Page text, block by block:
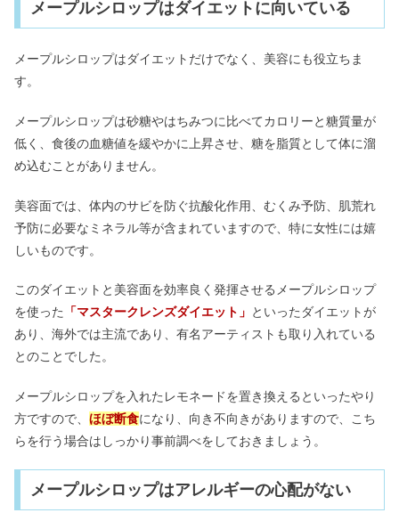
メープルシロップはダイエットに向いている
メープルシロップはダイエットだけでなく、美容にも役立ちま
す。
メープルシロップは砂糖やはちみつに比べてカロリーと糖質量が
低く、食後の血糖値を緩やかに上昇させ、糖を脂質として体に溜
め込むことがありません。
美容面では、体内のサビを防ぐ抗酸化作用、むくみ予防、肌荒れ
予防に必要なミネラル等が含まれていますので、特に女性には嬉
しいものです。
このダイエットと美容面を効率良く発揮させるメープルシロップ
を使った
「マスタークレンズダイエット」 といったダイエットが
あり、海外では主流であり、有名アーティストも取り入れている
とのことでした。
メープルシロップを入れたレモネードを置き換えるといったやり
方ですので、 ほぼ断食になり、向き不向きがありますので、こち
らを行う場合はしっかり事前調べをしておきましょう。
メープルシロップはアレルギーの心配がない